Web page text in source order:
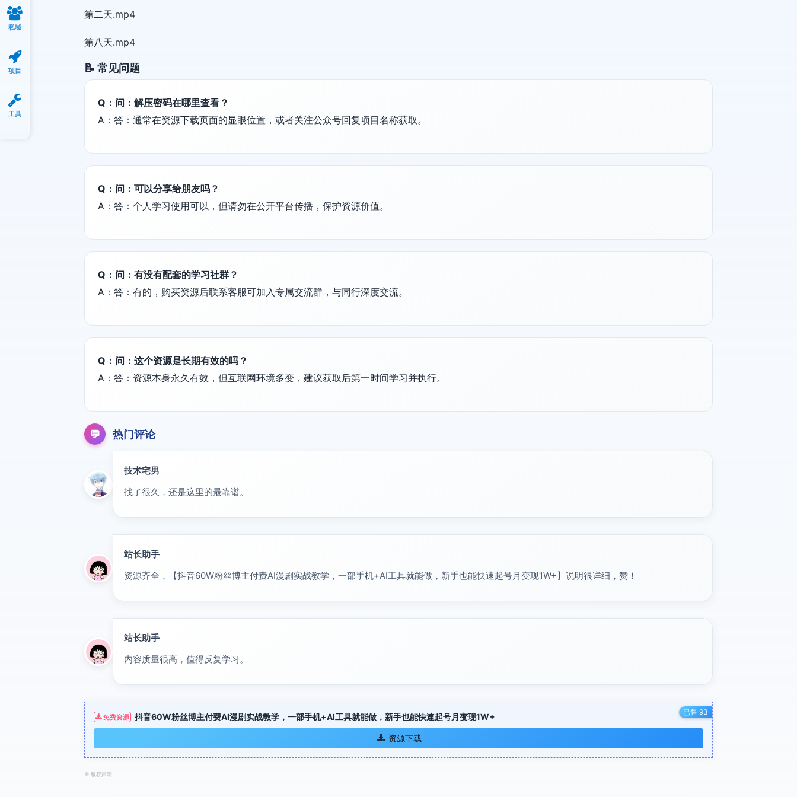
第二天.mp4
第八天.mp4
📝 常见问题
Q：问：解压密码在哪里查看？
A：答：通常在资源下载页面的显眼位置，或者关注公众号回复项目名称获取。
Q：问：可以分享给朋友吗？
A：答：个人学习使用可以，但请勿在公开平台传播，保护资源价值。
Q：问：有没有配套的学习社群？
A：答：有的，购买资源后联系客服可加入专属交流群，与同行深度交流。
Q：问：这个资源是长期有效的吗？
A：答：资源本身永久有效，但互联网环境多变，建议获取后第一时间学习并执行。
💬 热门评论
技术宅男
找了很久，还是这里的最靠谱。
站长助手
资源齐全，【抖音60W粉丝博主付费AI漫剧实战教学，一部手机+AI工具就能做，新手也能快速起号月变现1W+】说明很详细，赞！
站长助手
内容质量很高，值得反复学习。
已售 93
免费资源 抖音60W粉丝博主付费AI漫剧实战教学，一部手机+AI工具就能做，新手也能快速起号月变现1W+
资源下载
© 版权声明
私域
项目
工具